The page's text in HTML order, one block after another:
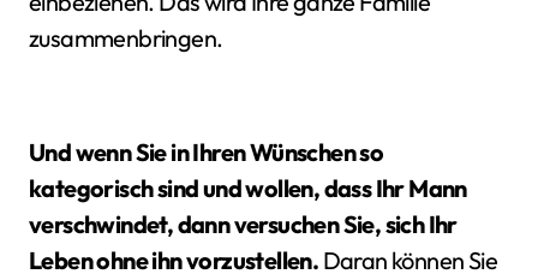
zusammenbringen.
Und wenn Sie in Ihren Wünschen so
kategorisch sind und wollen, dass Ihr Mann
verschwindet, dann versuchen Sie, sich Ihr
Leben ohne ihn vorzustellen. Daran können Sie